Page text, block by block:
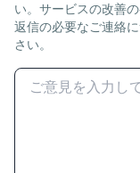
い。サービスの改善
返信の必要なご連絡
さい。